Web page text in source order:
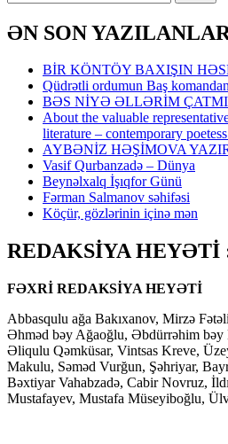
ƏN SON
BİR KÖNTÖY BAXIŞIN
Qüdrətli ordumun Baş
BƏS NİYƏ ƏLLƏRİM
About the valuable
literature – contemporary
AYBƏNİZ HƏŞİMOVA
Vasif Qurbanzadə – Dünya
Beynəlxalq İşıqfor Günü
Fərman Salmanov səhifəsi
Köçür, gözlərinin içinə mən
REDAKSİYA HEYƏTİ
FƏXRİ REDAKSİYA HEYƏTİ
Abbasqulu ağa Bakıxanov, Mirzə
Əhməd bəy Ağaoğlu, Əbdürrəhim bəy
Əliqulu Qəmküsar, Vintsas Kreve,
Makulu, Səməd Vurğun, Şəhriyar,
Bəxtiyar Vahabzadə, Cabir Novruz,
Mustafayev, Mustafa Müseyiboğlu,